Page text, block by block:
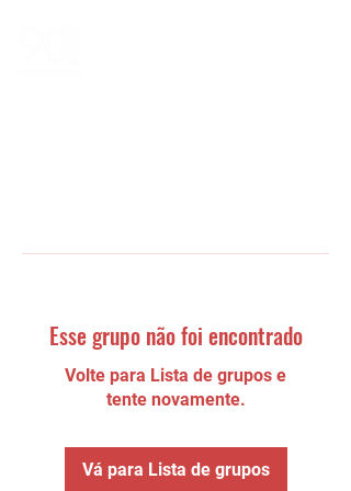
Esse grupo não foi encontrado
Volte para Lista de grupos e
tente novamente.
Vá para Lista de grupos